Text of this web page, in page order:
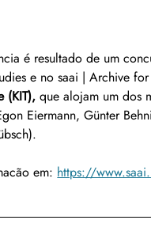
é resultado de um
e no saai | Archive
(KIT), que alojam um dos
Eiermann, Günter
em: https://